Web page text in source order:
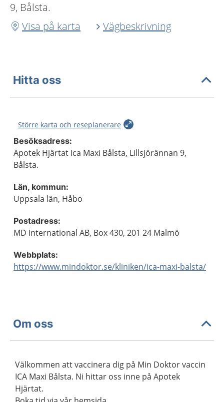
9, Bålsta.
Visa på karta
Vägbeskrivning
Hitta oss
Större karta och reseplanerare
Besöksadress:
Apotek Hjärtat Ica Maxi Bålsta, Lillsjörännan 9,
Bålsta.
Län, kommun:
Uppsala län, Håbo
Postadress:
MD International AB, Box 430, 201 24 Malmö
Webbplats:
https://www.mindoktor.se/kliniken/ica-maxi-balsta/
Om oss
Välkommen att vaccinera dig på Min Doktor vaccin
ICA Maxi Bålsta. Ni hittar oss inne på Apotek
Hjärtat.